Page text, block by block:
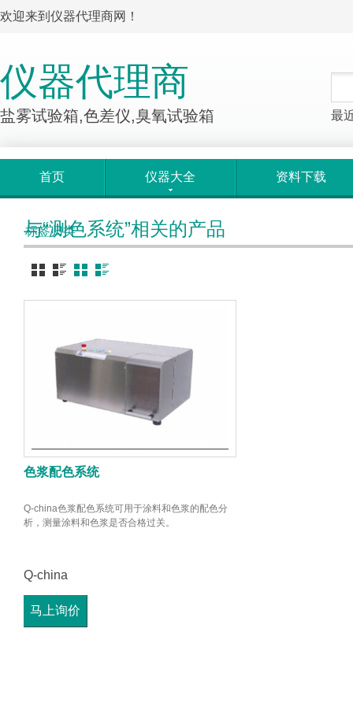
欢迎来到仪器代理商网！
仪器代理商
盐雾试验箱,色差仪,臭氧试验箱 最
首页 仪器大全 资料下载
标签归类
与“测色系统”相关的产品
色浆配色系统
Q-china色浆配色系统可用于涂料和色浆的配色分
析，测量涂料和色浆是否合格过关。
Q-china
马上询价